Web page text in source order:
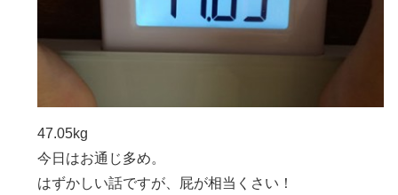
47.05kg
今日はお通じ多め。
はずかしい話ですが、屁が相当くさい！